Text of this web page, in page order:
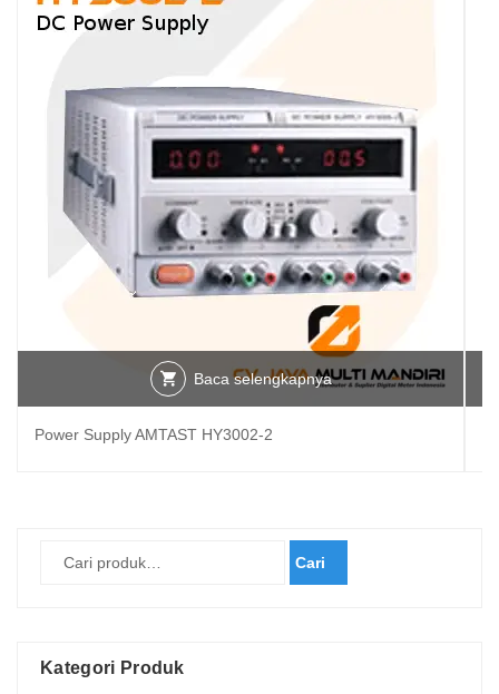
Baca selengkapnya
Power Supply AMTAST HY3002-2
Cari
Kategori Produk